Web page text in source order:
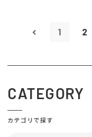
1 2
CATEGORY
カテゴリで探す